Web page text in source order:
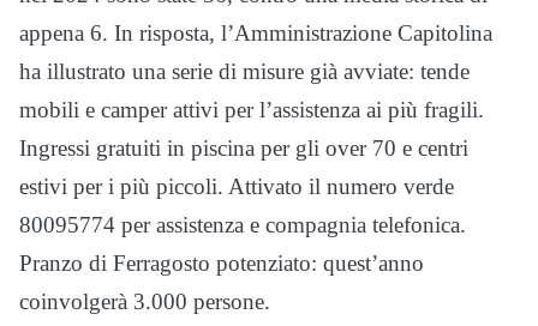
appena 6. In risposta, l’Amministrazione Capitolina
ha illustrato una serie di misure già avviate: tende
mobili e camper attivi per l’assistenza ai più fragili.
Ingressi gratuiti in piscina per gli over 70 e centri
estivi per i più piccoli. Attivato il numero verde
80095774 per assistenza e compagnia telefonica.
Pranzo di Ferragosto potenziato: quest’anno
coinvolgerà 3.000 persone.